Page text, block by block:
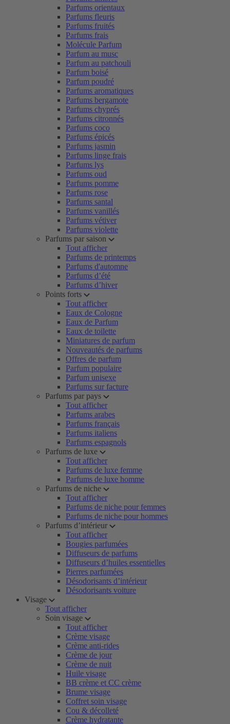
Parfums orientaux
Parfums fleuris
Parfums fruités
Parfums frais
Molécule Parfum
Parfum au musc
Parfum au patchouli
Parfum boisé
Parfum poudré
Parfums aromatiques
Parfums bergamote
Parfums chyprés
Parfums citronnés
Parfums coco
Parfums épicés
Parfums jasmin
Parfums linge frais
Parfums lys
Parfums oud
Parfums pomme
Parfums rose
Parfums santal
Parfums vanillés
Parfums vétiver
Parfums violette
Parfums par saison
Tout afficher
Parfums de printemps
Parfums d'automne
Parfums d’été
Parfums d’hiver
Points forts
Tout afficher
Eaux de Cologne
Eaux de Parfum
Eaux de toilette
Miniatures de parfum
Nouveautés de parfums
Offres de parfum
Parfum populaire
Parfum unisexe
Parfums sur facture
Parfums par pays
Tout afficher
Parfums arabes
Parfums français
Parfums italiens
Parfums espagnols
Parfums de luxe
Tout afficher
Parfums de luxe femme
Parfums de luxe homme
Parfums de niche
Tout afficher
Parfums de niche pour femmes
Parfums de niche pour hommes
Parfums d’intérieur
Tout afficher
Bougies parfumées
Diffuseurs de parfums
Diffuseurs d’huiles essentielles
Pierres parfumées
Désodorisants d’intérieur
Désodorisants voiture
Visage
Tout afficher
Soin visage
Tout afficher
Crème visage
Crème anti-rides
Crème de jour
Crème de nuit
Huile visage
BB crème et CC crème
Brume visage
Coffret soin visage
Cou & décolleté
Crème hydratante